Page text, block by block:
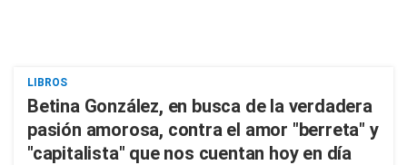
LIBROS
Betina González, en busca de la verdadera
pasión amorosa, contra el amor "berreta" y
"capitalista" que nos cuentan hoy en día